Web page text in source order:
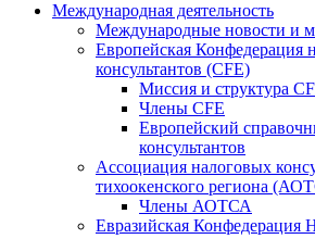
Международная деятельность
Международные новости и
Европейская Конфедерация
консультантов (CFE)
Миссия и структура
Члены CFE
Европейский
консультантов
Ассоциация налоговых
тихоокенского региона
Члены АОТСА
Евразийская Конфедерация